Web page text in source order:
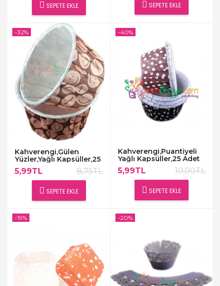
SEPETE EKLE SEPETE EKLE
Kahverengi,Gülen
Yüzler,Yağlı Kapsüller,25
Adet
5,99TL 8,75TL
SEPETE EKLE
-32%
Kahverengi,Puantiyeli
Yağlı Kapsüller,25 Adet
5,99TL 10,00TL
SEPETE EKLE
-40%
-19% -20%